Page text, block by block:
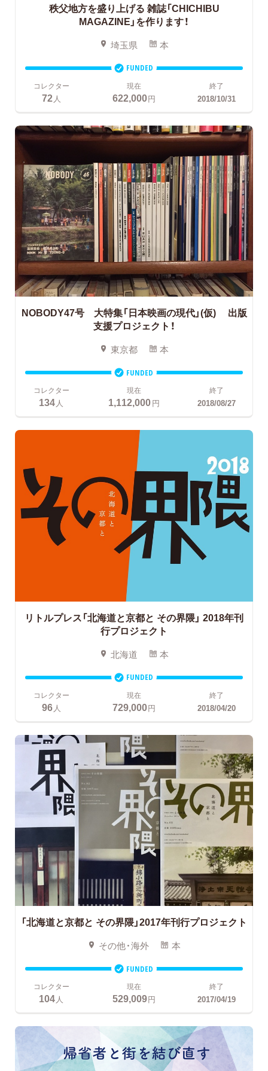
秩父地方を盛り上げる 雑誌「CHICHIBU
MAGAZINE」を作ります！
埼玉県 本
FUNDED
コレクター
72 人
現在
622,000円
終了
2018/10/31
NOBODY47号 大特集「日本映画の現代」(仮)
出版
支援プロジェクト！
東京都 本
FUNDED
コレクター
134人
現在
1,112,000円
終了
2018/08/27
リトルプレス「北海道と京都と その界隈」 2018年刊
行プロジェクト
北海道 本
FUNDED
コレクター
96 人
現在
729,000円
終了
2018/04/20
「北海道と京都と その界隈」2017年刊行プロジェクト
その他・海外 本
FUNDED
コレクター
104人
現在
529,009円
終了
2017/04/19